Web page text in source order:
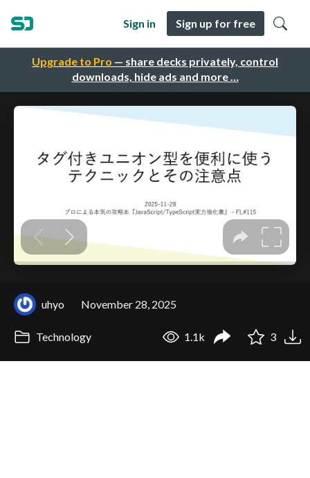
Upgrade to Pro — share decks privately, control
downloads, hide ads and more …
Sign in Sign up for free
uhyo November 28, 2025
Technology 1.1k 3